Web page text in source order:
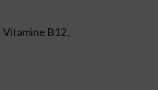
Vitamine B12,